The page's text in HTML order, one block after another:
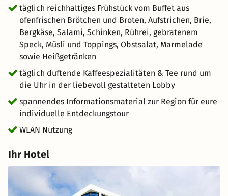
gleich Lobby, sondern vielmehr der Mittelpunkt des
Hauses. Hier ist alles herrlich unkompliziert!
täglich reichhaltiges Frühstück vom Buffet aus
ofenfrischen Brötchen und Broten, Aufstrichen, Brie,
Bergkäse, Salami, Schinken, Rührei, gebratenem
Speck, Müsli und Toppings, Obstsalat, Marmelade
sowie Heißgetränken
täglich duftende Kaffeespezialitäten & Tee rund um
die Uhr in der liebevoll gestalteten Lobby
spannendes Informationsmaterial zur Region für eure
individuelle Entdeckungstour
WLAN Nutzung
Ihr Hotel